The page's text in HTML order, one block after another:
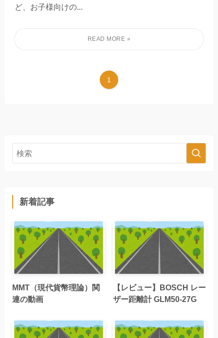
ど、お子様向けの...
1
新着記事
MMT（現代貨幣理論）関
連の動画
【レビュー】BOSCH レー
ザー距離計 GLM50-27G